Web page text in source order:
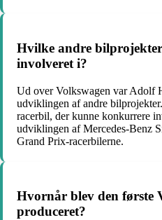
Hvilke andre
involveret i?
Ud over Volkswagen var Adolf
udviklingen af andre
racerbil, der kunne konkurrere
udviklingen af Mercedes-Benz
Grand Prix-racerbilerne.
Hvornår blev den første
produceret?